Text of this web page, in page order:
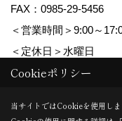
FAX：0985-29-5456
＜営業時間＞9:00～
＜定休日＞水曜日
Copyright (c) TOYO
Cookieポリシー
当サイトではCookieを使用しま